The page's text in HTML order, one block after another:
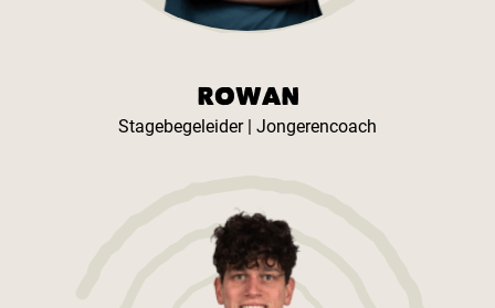
ROWAN
Stagebegeleider | Jongerencoach